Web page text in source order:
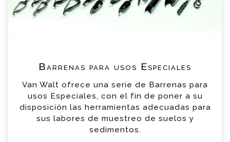
Barrenas para usos Especiales
Van Walt ofrece una serie de Barrenas para
usos Especiales, con el fin de poner a su
disposición las herramientas adecuadas para
sus labores de muestreo de suelos y
sedimentos.
Juego de barrenas para muestreo
Kit de muestreo de perfiles de suelo para
análisis químico
Empresa
*
Mensaje
*